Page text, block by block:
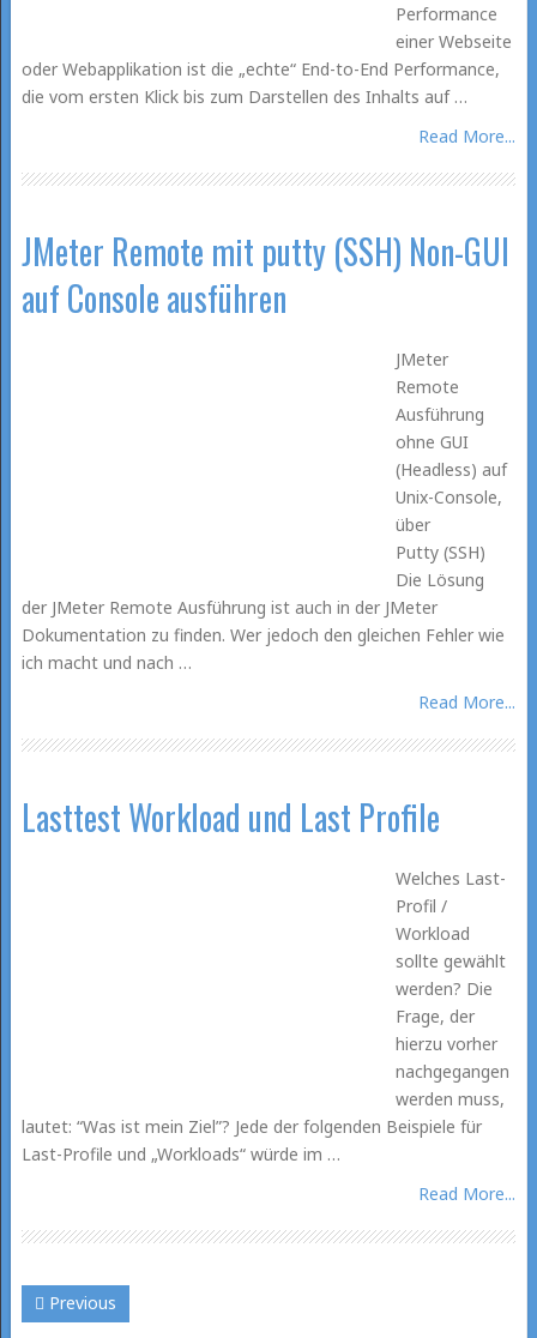
Performance
einer Webseite
oder Webapplikation ist die „echte“ End-to-End Performance,
die vom ersten Klick bis zum Darstellen des Inhalts auf …
Read More...
JMeter Remote mit putty (SSH) Non-GUI
auf Console ausführen
JMeter
Remote
Ausführung
ohne GUI
(Headless) auf
Unix-Console,
über
Putty (SSH)
Die Lösung
der JMeter Remote Ausführung ist auch in der JMeter
Dokumentation zu finden. Wer jedoch den gleichen Fehler wie
ich macht und nach …
Read More...
Lasttest Workload und Last Profile
Welches Last-
Profil /
Workload
sollte gewählt
werden? Die
Frage, der
hierzu vorher
nachgegangen
werden muss,
lautet: “Was ist mein Ziel”? Jede der folgenden Beispiele für
Last-Profile und „Workloads“ würde im …
Read More...
Previous